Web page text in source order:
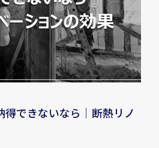
できないなら｜断熱リノ